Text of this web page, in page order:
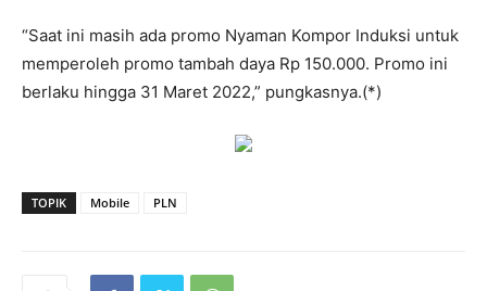
“Saat ini masih ada promo Nyaman Kompor Induksi untuk
memperoleh promo tambah daya Rp 150.000. Promo ini
berlaku hingga 31 Maret 2022,” pungkasnya.(*)
TOPIK Mobile PLN